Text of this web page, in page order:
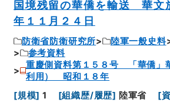
国境残留の華僑を輸送 華文
年１１月２４日
防衛省防衛研究所 陸軍一般史料
参考資料
重慶側資料第１５８号 「華僑」
利用） 昭和１８年
[規模] 1 [組織歴/履歴] 陸軍省 [